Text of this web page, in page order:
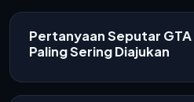
Pertanyaan Seputar
Paling Sering Diajukan